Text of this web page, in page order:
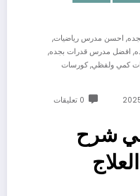
, احسن مدرس رياضيات,
, افضل مدرس قدرات بجده,
كمي ولفظي,كورسات
0 تعليقات
شرح